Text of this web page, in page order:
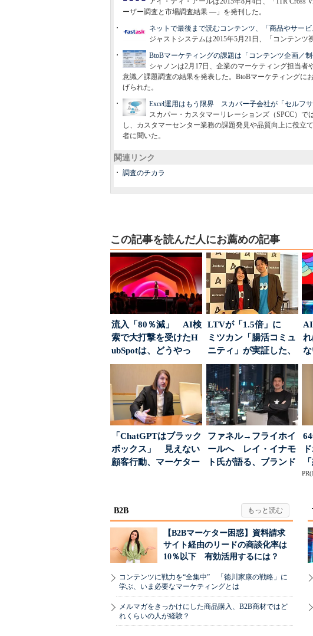
ーザー調査と市場調査結果 ―」を発刊した。
ネットで最後まで読むコンテンツ、「商品やサー
ジャストシステムは2015年5月21日、「コンテンツ
BtoBマーケティングの課題は「コンテンツ企画／
シャノンは2月17日、企業のマーケティング担当
意識／課題調査の結果を発表した。BtoBマーケティングに
げられた。
Excel運用はもう限界 スカパー子会社が「セルフサ
スカパー・カスタマーリレーションズ（SPCC）で
し、カスタマーセンター業務の課題発見や品質向上に役立
者に聞いた。
関連リンク
調査のチカラ
この記事を読んだ人にお薦めの記事
流入「80％減」 AI検
索で大打撃を受けたH
ubSpotは、どうやっ
て“未来の顧...
LTVが「1.5倍」に
ミツカン「腸活コミュ
ニティ」が実証した、
値上げ時代に選ば...
「ChatGPTはブラック
ボックス」 見えない
顧客行動、マーケター
ファネル→フライホイ
ールへ レイ・イナモ
ト氏が語る、ブランド
B2B
【B2Bマーケター困惑】資料請求
サイト経由のリードの商談化率は
10％以下 有効活用するには？
コンテンツに戦力を“全集中” 「徳川家康の戦略」に
学ぶ、いま必要なマーケティングとは
メルマガをきっかけにした商品購入、B2B商材ではど
れくらいの人が経験？